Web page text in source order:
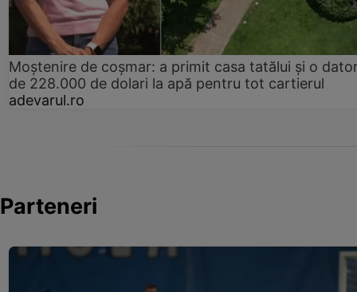
Moștenire de coșmar: a primit casa tatălui și o
de 228.000 de dolari la apă pentru tot cartierul
adevarul.ro
Parteneri